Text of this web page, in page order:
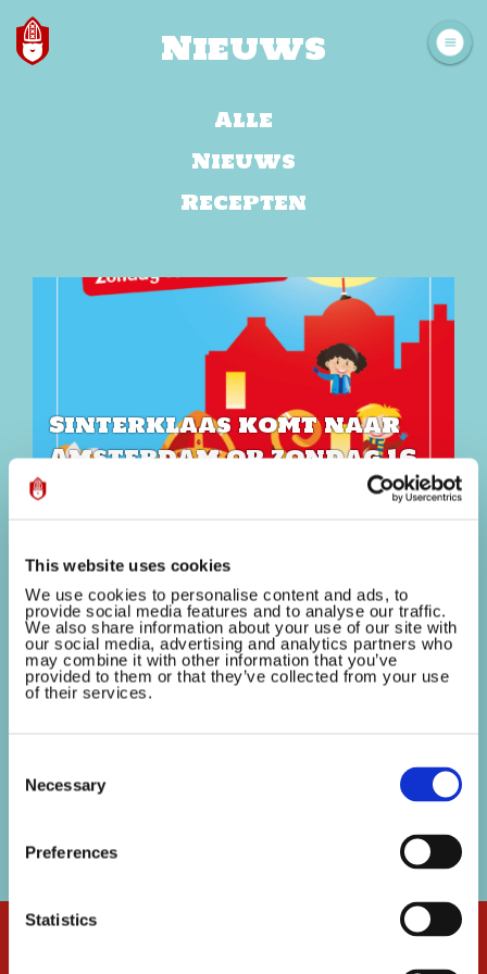
This website uses cookies
We use cookies to personalise content and ads, to
provide social media features and to analyse our traffic.
We also share information about your use of our site with
our social media, advertising and analytics partners who
may combine it with other information that you’ve
provided to them or that they’ve collected from your use
of their services.
Selection
Necessary
Preferences
Statistics
Nieuws
Alle
Nieuws
Recepten
Sinterklaas komt naar
Amsterdam op zondag 16
Amsterdam, 16 oktober 2025 – De jaarlijkse
Sinterklaasintocht vindt dit jaar plaats op zondag
16 november 2025. De organisatie maakt vandaag
de volledige route, het programma én twee
bijzondere ambassadeurs bekend. Amsterdam